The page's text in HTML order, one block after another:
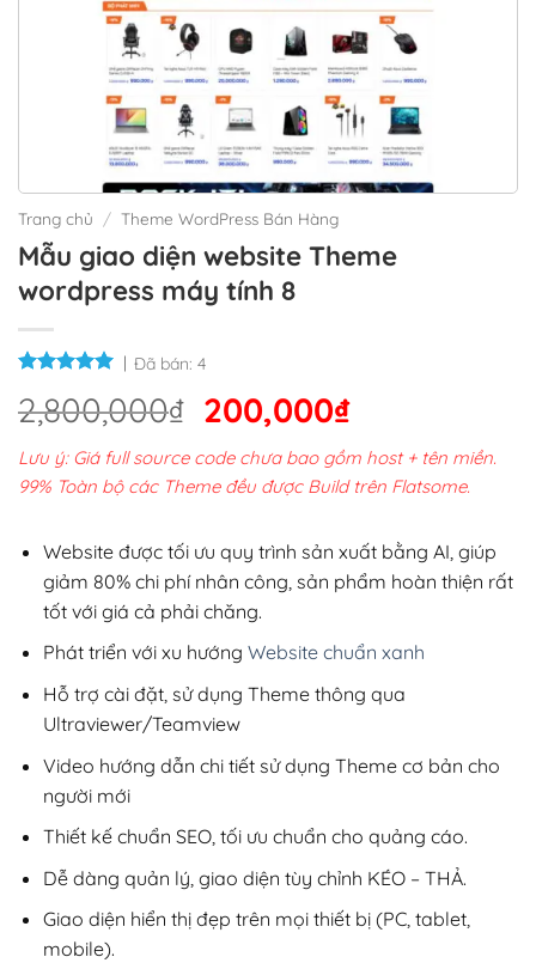
Trang chủ / Theme WordPress Bán Hàng
Mẫu giao diện website Theme
wordpress máy tính 8
Đã bán: 4
2,800,000₫ Giá
gốc
là:
2,800,000₫.
200,000₫Giá
hiện
tại
200,000₫.
Lưu ý: Giá full source code chưa bao gồm host + tên miền.
99% Toàn bộ các Theme đều được Build trên Flatsome.
Website được tối ưu quy trình sản xuất bằng AI, giúp
giảm 80% chi phí nhân công, sản phẩm hoàn thiện rất
tốt với giá cả phải chăng.
Phát triển với xu hướng Website chuẩn xanh
Hỗ trợ cài đặt, sử dụng Theme thông qua
Ultraviewer/Teamview
Video hướng dẫn chi tiết sử dụng Theme cơ bản cho
người mới
Thiết kế chuẩn SEO, tối ưu chuẩn cho quảng cáo.
Dễ dàng quản lý, giao diện tùy chỉnh KÉO – THẢ.
Giao diện hiển thị đẹp trên mọi thiết bị (PC, tablet,
mobile).